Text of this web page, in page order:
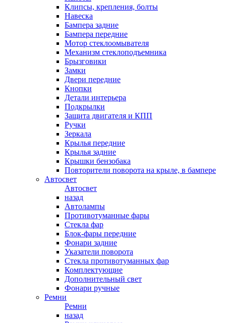
Клипсы, крепления, болты
Навеска
Бампера задние
Бампера передние
Мотор стеклоомывателя
Механизм стеклоподъемника
Брызговики
Замки
Двери передние
Кнопки
Детали интерьера
Подкрылки
Защита двигателя и КПП
Ручки
Зеркала
Крылья передние
Крылья задние
Крышки бензобака
Повторители поворота на крыле, в бампере
Автосвет
Автосвет
назад
Автолампы
Противотуманные фары
Стекла фар
Блок-фары передние
Фонари задние
Указатели поворота
Стекла противотуманных фар
Комплектующие
Дополнительный свет
Фонари ручные
Ремни
Ремни
назад